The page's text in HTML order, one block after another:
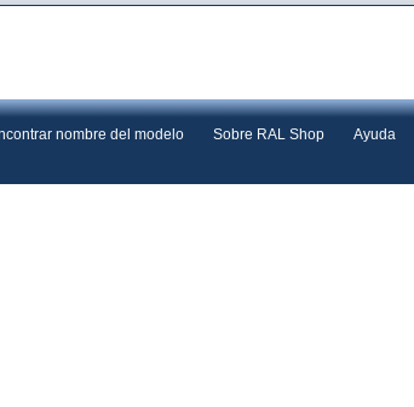
nombre del modelo Sobre RAL Shop Ayuda